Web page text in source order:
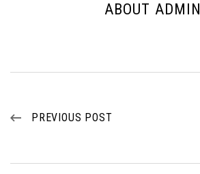
ABOUT ADMIN
PREVIOUS POST